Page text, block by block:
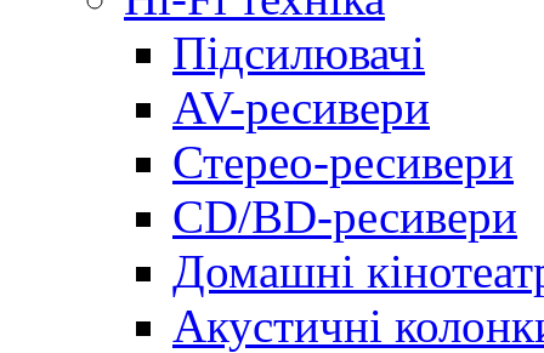
Підсилювачі
AV-ресивери
Стерео-ресивери
CD/BD-ресивери
Домашні
Акустичні